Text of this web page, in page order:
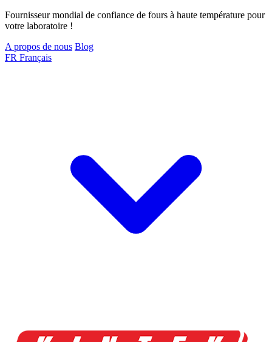
Fournisseur mondial de confiance de fours à haute température pour
votre laboratoire !
A propos de nous Blog
FR Français